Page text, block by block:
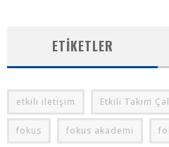
ETIKETLER
etkili iletişim Etkili Takım
fokus fokus akademi